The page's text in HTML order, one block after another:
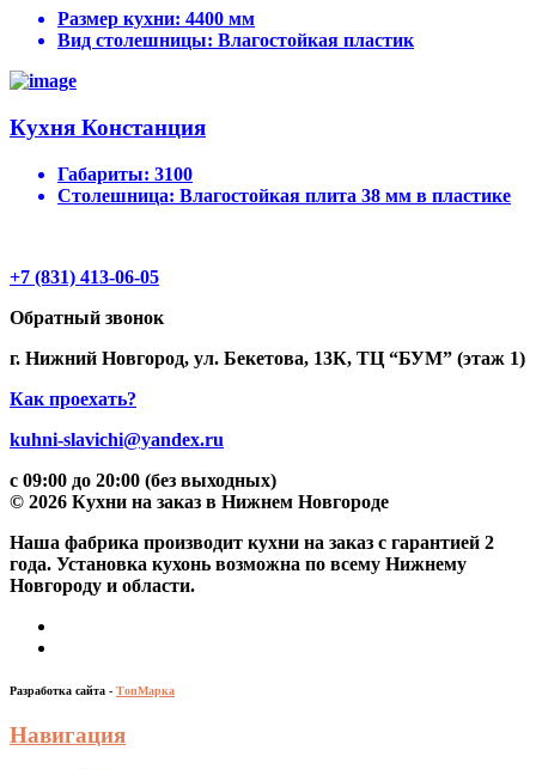
Размер кухни: 4400 мм
Вид столешницы: Влагостойкая пластик
Кухня Констанция
Габариты: 3100
Столешница: Влагостойкая плита 38 мм в пластике
+7 (831) 413-06-05
Обратный звонок
г. Нижний Новгород, ул. Бекетова, 13К, ТЦ “БУМ” (этаж 1)
Как проехать?
kuhni-slavichi@yandex.ru
с 09:00 до 20:00 (без выходных)
© 2026 Кухни на заказ в Нижнем Новгороде
Наша фабрика производит кухни на заказ c гарантией 2
года. Установка кухонь возможна по всему Нижнему
Новгороду и области.
Разработка сайта - ТопМарка
Навигация